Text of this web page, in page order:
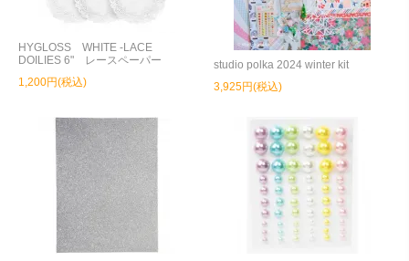
HYGLOSS WHITE -LACE
DOILIES 6" レースペーパー
1,200円(税込)
studio polka 2024 winter kit
3,925円(税込)